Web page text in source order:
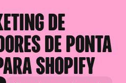
de
de ponta
Shopify